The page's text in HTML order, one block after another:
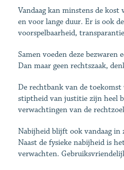
Vandaag kan minstens de
en voor lange duur. Er is ook
voorspelbaarheid,
Samen voeden deze
Dan maar geen rechtszaak,
De rechtbank van de toekomst
stiptheid van justitie zijn heel
verwachtingen van de
Nabijheid blijft ook vandaag in
Naast de fysieke nabijheid is
verwachten.